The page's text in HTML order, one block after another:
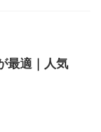
最適｜人気